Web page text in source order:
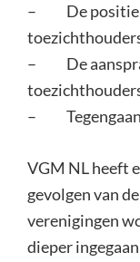
– De positie
– De
– Tegengaan
VGM NL heeft
gevolgen van
verenigingen
dieper